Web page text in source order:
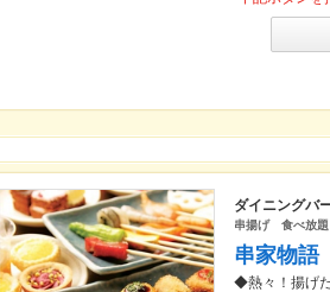
ダイニングバ
串揚げ 食べ放
串家物
◆熱々！揚げ